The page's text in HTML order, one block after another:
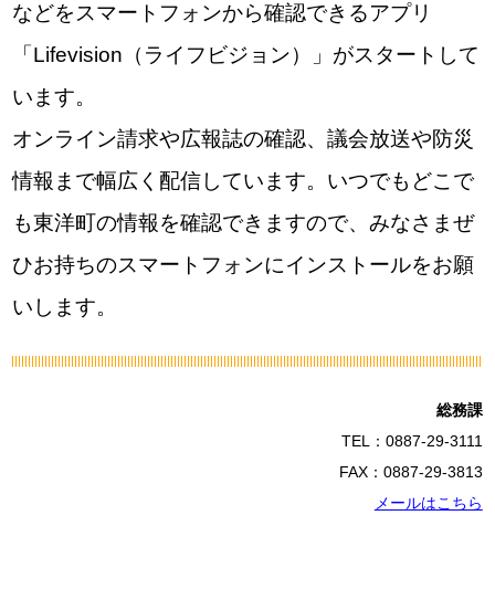
などをスマートフォンから確認できるアプリ
「Lifevision（ライフビジョン）」がスタートして
います。
オンライン請求や広報誌の確認、議会放送や防災
情報まで幅広く配信しています。いつでもどこで
も東洋町の情報を確認できますので、みなさまぜ
ひお持ちのスマートフォンにインストールをお願
いします。
総務課
TEL：0887-29-3111
FAX：0887-29-3813
メールはこちら